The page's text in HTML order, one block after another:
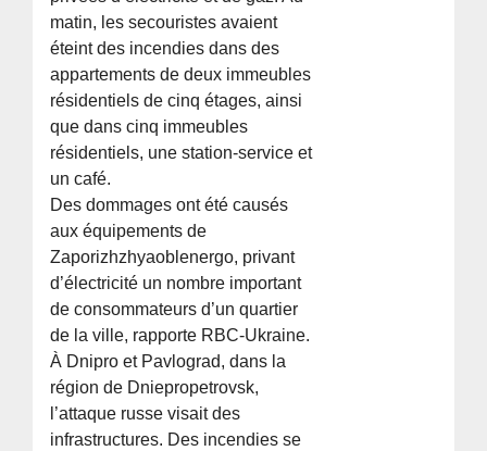
matin, les secouristes avaient
éteint des incendies dans des
appartements de deux immeubles
résidentiels de cinq étages, ainsi
que dans cinq immeubles
résidentiels, une station-service et
un café.
Des dommages ont été causés
aux équipements de
Zaporizhzhyaoblenergo, privant
d’électricité un nombre important
de consommateurs d’un quartier
de la ville, rapporte RBC-Ukraine.
À Dnipro et Pavlograd, dans la
région de Dniepropetrovsk,
l’attaque russe visait des
infrastructures. Des incendies se